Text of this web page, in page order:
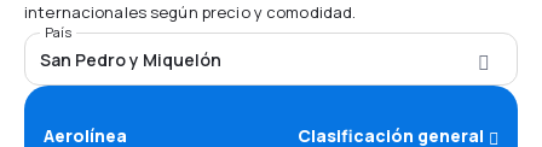
internacionales según precio y comodidad.
País
San Pedro y Miquelón
Aerolínea Clasificación general